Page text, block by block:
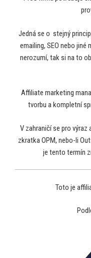
Jedná se o stejný
emailing, SEO nebo
nerozumí, tak si na to
Affiliate marketing
tvorbu a kompletní
V zahraničí se pro
zkratka OPM, nebo-li
je tento termín
Toto je